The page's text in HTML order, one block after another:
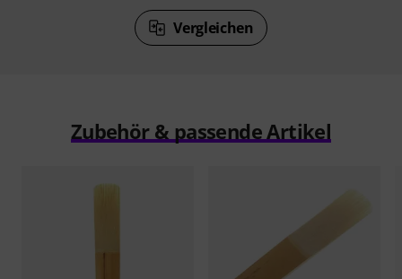
Vergleichen
Zubehör & passende Artikel